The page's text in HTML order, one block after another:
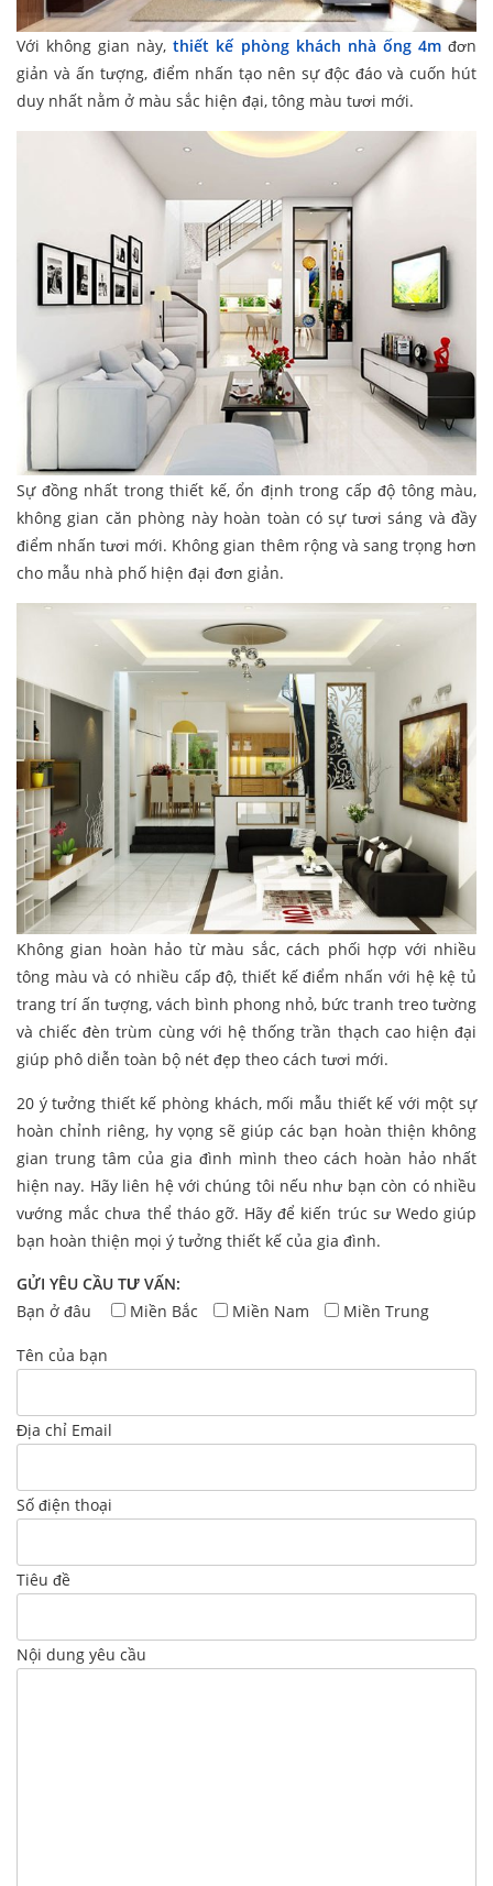
Với không gian này,thiết kế phòng khách nhà ống 4mđơn
giản và ấn tượng, điểm nhấn tạo nên sự độc đáo và cuốn hút
duy nhất nằm ở màu sắc hiện đại, tông màu tươi mới.
Sự đồng nhất trong thiết kế, ổn định trong cấp độ tông màu,
không gian căn phòng này hoàn toàn có sự tươi sáng và đầy
điểm nhấn tươi mới. Không gian thêm rộng và sang trọng hơn
cho mẫu nhà phố hiện đại đơn giản.
Không gian hoàn hảo từ màu sắc, cách phối hợp với nhiều
tông màu và có nhiều cấp độ, thiết kế điểm nhấn với hệ kệ tủ
trang trí ấn tượng, vách bình phong nhỏ, bức tranh treo tường
và chiếc đèn trùm cùng với hệ thống trần thạch cao hiện đại
giúp phô diễn toàn bộ nét đẹp theo cách tươi mới.
20 ý tưởng thiết kế phòng khách, mối mẫu thiết kế với một sự
hoàn chỉnh riêng, hy vọng sẽ giúp các bạn hoàn thiện không
gian trung tâm của gia đình mình theo cách hoàn hảo nhất
hiện nay. Hãy liên hệ với chúng tôi nếu như bạn còn có nhiều
vướng mắc chưa thể tháo gỡ. Hãy để kiến trúc sư Wedo giúp
bạn hoàn thiện mọi ý tưởng thiết kế của gia đình.
GỬI YÊU CẦU TƯ VẤN:
Bạn ở đâu
Miền Bắc Miền Nam Miền Trung
Tên của bạn
Địa chỉ Email
Số điện thoại
Tiêu đề
Nội dung yêu cầu